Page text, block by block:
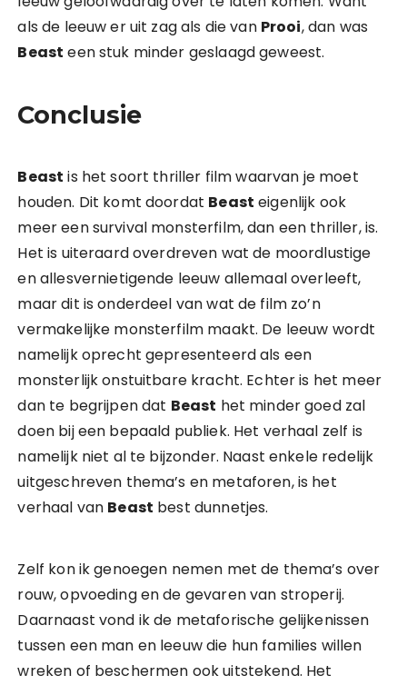
als de leeuw er uit zag als die van Prooi, dan was
Beast een stuk minder geslaagd geweest.
Conclusie
Beast is het soort thriller film waarvan je moet
houden. Dit komt doordat Beast eigenlijk ook
meer een survival monsterfilm, dan een thriller, is.
Het is uiteraard overdreven wat de moordlustige
en allesvernietigende leeuw allemaal overleeft,
maar dit is onderdeel van wat de film zo’n
vermakelijke monsterfilm maakt. De leeuw wordt
namelijk oprecht gepresenteerd als een
monsterlijk onstuitbare kracht. Echter is het meer
dan te begrijpen dat Beast het minder goed zal
doen bij een bepaald publiek. Het verhaal zelf is
namelijk niet al te bijzonder. Naast enkele redelijk
uitgeschreven thema’s en metaforen, is het
verhaal van Beast best dunnetjes.
Zelf kon ik genoegen nemen met de thema’s over
rouw, opvoeding en de gevaren van stroperij.
Daarnaast vond ik de metaforische gelijkenissen
tussen een man en leeuw die hun families willen
wreken of beschermen ook uitstekend. Het